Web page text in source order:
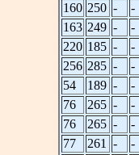
160 250 - -
163 249 - -
220 185 - -
256 285 - -
54
189 - -
76
265 - -
76
265 - -
77
261 - -